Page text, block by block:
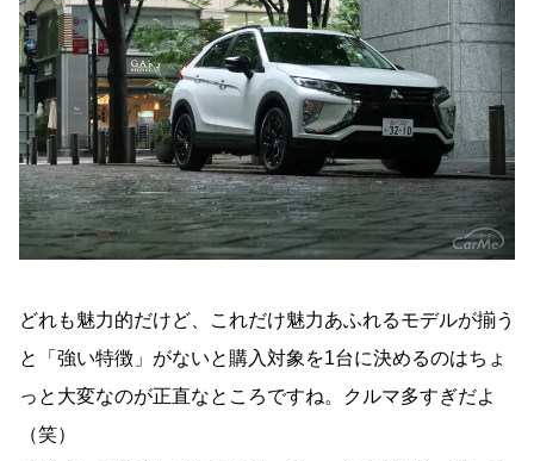
どれも魅力的だけど、これだけ魅力あふれるモデルが揃う
と「強い特徴」がないと購入対象を1台に決めるのはちょ
っと大変なのが正直なところですね。クルマ多すぎだよ
（笑）